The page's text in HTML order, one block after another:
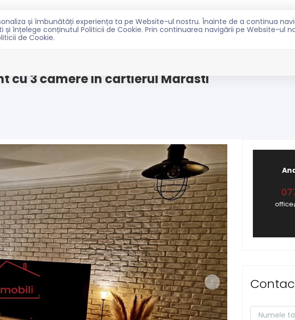
și îmbunătăți experiența ta pe Website-ul nostru. Înainte de a continua
înțelege conținutul Politicii de Cookie. Prin continuarea navigării pe Website-ul
de Cookie.
PENTRU PROPRIETARI NOUTATI CONTACT
cu 3 camere in cartierul Marasti